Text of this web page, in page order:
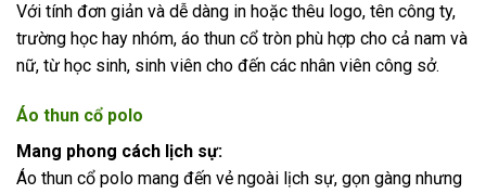
Với tính đơn giản và dễ dàng in hoặc thêu logo, tên công ty,
trường học hay nhóm, áo thun cổ tròn phù hợp cho cả nam và
nữ, từ học sinh, sinh viên cho đến các nhân viên công sở.
Áo thun cổ polo
Mang phong cách lịch sự:
Áo thun cổ polo mang đến vẻ ngoài lịch sự, gọn gàng nhưng